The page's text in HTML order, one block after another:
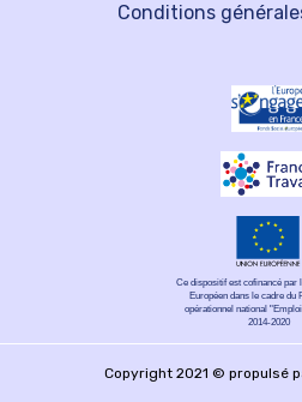
Conditions
Ce dispositif est cofinancé par
Européen dans le cadre du
opérationnel national
2014-2020
Copyright 2021 © propulsé